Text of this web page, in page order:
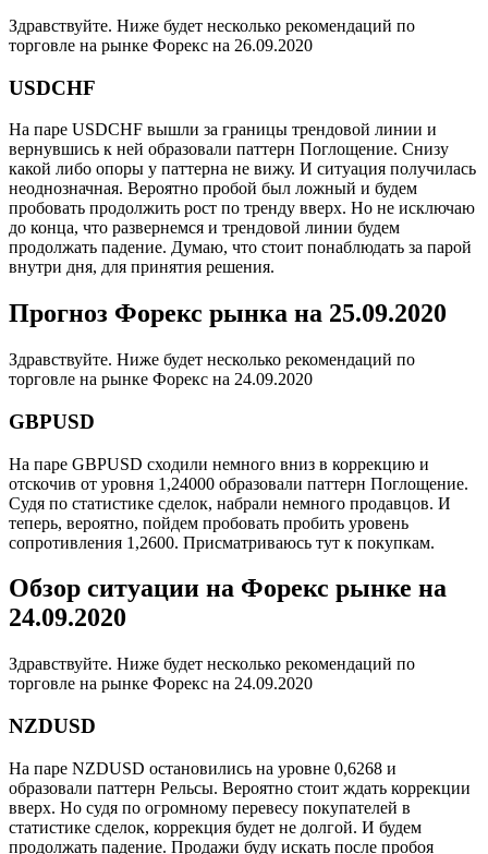
Здравствуйте. Ниже будет несколько рекомендаций по
торговле на рынке Форекс на 26.09.2020
USDCHF
На паре USDCHF вышли за границы трендовой линии и
вернувшись к ней образовали паттерн Поглощение. Снизу
какой либо опоры у паттерна не вижу. И ситуация получилась
неоднозначная. Вероятно пробой был ложный и будем
пробовать продолжить рост по тренду вверх. Но не исключаю
до конца, что развернемся и трендовой линии будем
продолжать падение. Думаю, что стоит понаблюдать за парой
внутри дня, для принятия решения.
Прогноз Форекс рынка на 25.09.2020
Здравствуйте. Ниже будет несколько рекомендаций по
торговле на рынке Форекс на 24.09.2020
GBPUSD
На паре GBPUSD сходили немного вниз в коррекцию и
отскочив от уровня 1,24000 образовали паттерн Поглощение.
Судя по статистике сделок, набрали немного продавцов. И
теперь, вероятно, пойдем пробовать пробить уровень
сопротивления 1,2600. Присматриваюсь тут к покупкам.
Обзор ситуации на Форекс рынке на
24.09.2020
Здравствуйте. Ниже будет несколько рекомендаций по
торговле на рынке Форекс на 24.09.2020
NZDUSD
На паре NZDUSD остановились на уровне 0,6268 и
образовали паттерн Рельсы. Вероятно стоит ждать коррекции
вверх. Но судя по огромному перевесу покупателей в
статистике сделок, коррекция будет не долгой. И будем
продолжать падение. Продажи буду искать после пробоя